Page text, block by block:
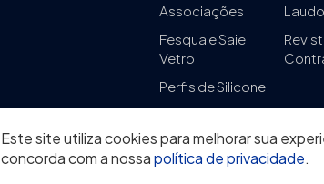
Associações
Fesqua e Saie
Vetro
Perfis de Silicone
Este site utiliza cookies para melhorar sua
concorda com a nossapolítica de privacidade.